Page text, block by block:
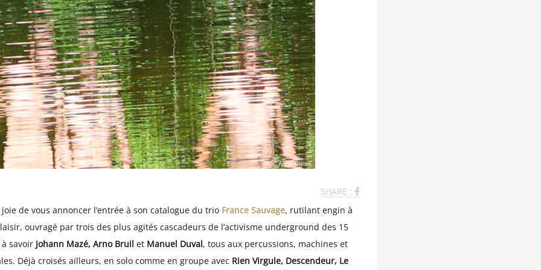
SHARE :
de vous annoncer l’entrée à son catalogue du trio France Sauvage, rutilant engin à
ouvragé par trois des plus agités cascadeurs de l’activisme underground des 15
savoir Johann Mazé, Arno Bruil etManuel Duval, tous aux percussions, machines et
Déjà croisés ailleurs, en solo comme en groupe avec Rien Virgule, Descendeur, Le